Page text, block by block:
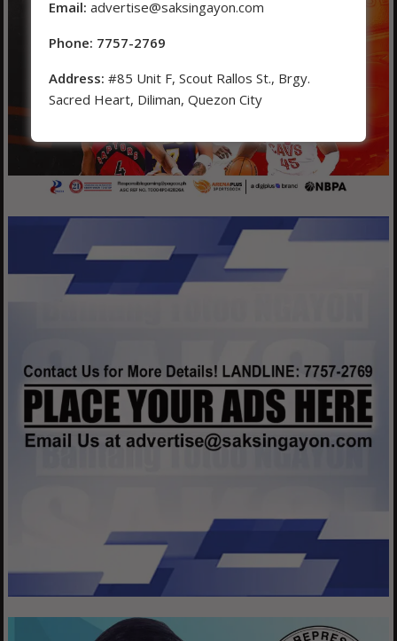
Email: advertise@saksingayon.com
Phone: 7757-2769
Address: #85 Unit F, Scout Rallos St., Brgy.
Sacred Heart, Diliman, Quezon City